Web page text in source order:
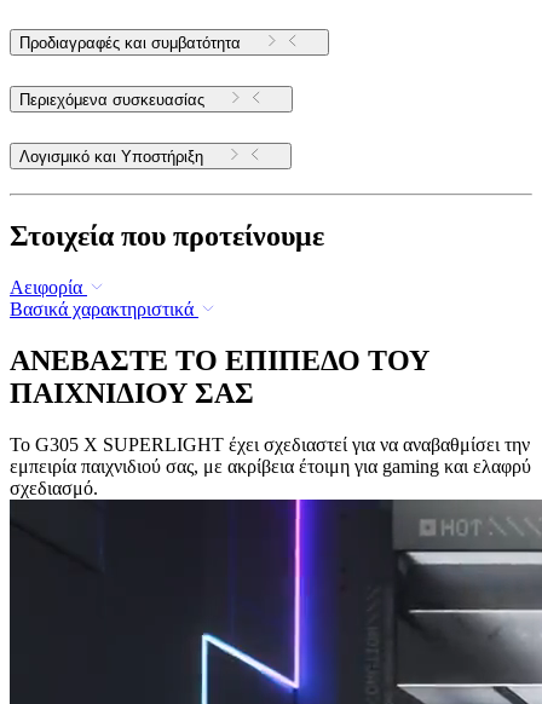
Προδιαγραφές και συμβατότητα
Περιεχόμενα συσκευασίας
Λογισμικό και Υποστήριξη
Στοιχεία που προτείνουμε
Αειφορία
Βασικά χαρακτηριστικά
ΑΝΕΒΑΣΤΕ ΤΟ ΕΠΙΠΕΔΟ ΤΟΥ
ΠΑΙΧΝΙΔΙΟΥ ΣΑΣ
Το G305 X SUPERLIGHT έχει σχεδιαστεί για να αναβαθμίσει την
εμπειρία παιχνιδιού σας, με ακρίβεια έτοιμη για gaming και ελαφρύ
σχεδιασμό.